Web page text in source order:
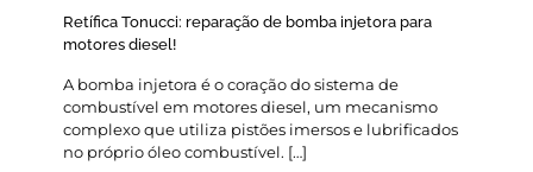
Retífica Tonucci: reparação de bomba injetora para
motores diesel!
A bomba injetora é o coração do sistema de
combustível em motores diesel, um mecanismo
complexo que utiliza pistões imersos e lubrificados
no próprio óleo combustível. […]